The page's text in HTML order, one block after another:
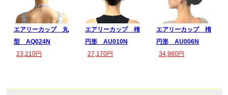
エアリーカップ 丸
型 AQ024N
23,210円
エアリーカップ 楕
円形 AU010N
27,170円
エアリーカップ 楕
円形 AU006N
34,980円